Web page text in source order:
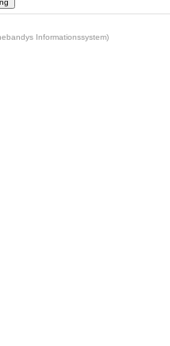
Informationssystem)